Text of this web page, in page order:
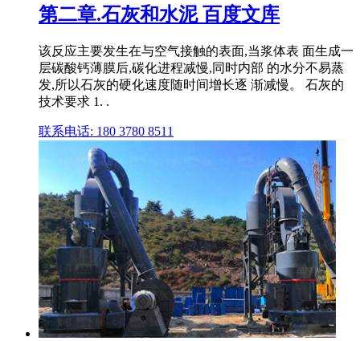
第二章.石灰和水泥 百度文库
该反应主要发生在与空气接触的表面,当浆体表 面生成一
层碳酸钙薄膜后,碳化进程减慢,同时内部 的水分不易蒸
发,所以石灰的硬化速度随时间增长逐 渐减慢。 石灰的
技术要求 1. .
联系电话: 180 3780 8511